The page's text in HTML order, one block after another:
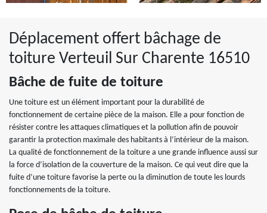
Déplacement offert bâchage de
toiture Verteuil Sur Charente 16510
Bâche de fuite de toiture
Une toiture est un élément important pour la durabilité de
fonctionnement de certaine pièce de la maison. Elle a pour fonction de
résister contre les attaques climatiques et la pollution afin de pouvoir
garantir la protection maximale des habitants à l’intérieur de la maison.
La qualité de fonctionnement de la toiture a une grande influence aussi sur
la force d’isolation de la couverture de la maison. Ce qui veut dire que la
fuite d’une toiture favorise la perte ou la diminution de toute les lourds
fonctionnements de la toiture.